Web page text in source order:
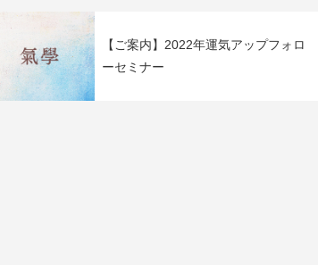
【ご案内】2022年運気アップフォロ
ーセミナー